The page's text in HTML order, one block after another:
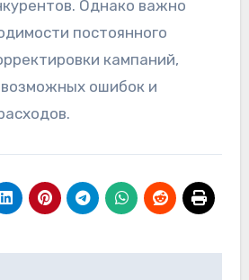
Однако важно
постоянного
кампаний,
ошибок и